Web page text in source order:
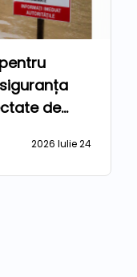
de
2026 Iulie 24